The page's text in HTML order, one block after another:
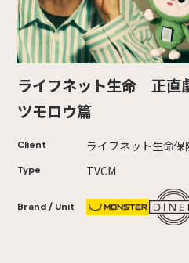
ライフネット生命 正直
ツモロウ篇
Client ライフネット生命
Type TVCM
Brand / Unit